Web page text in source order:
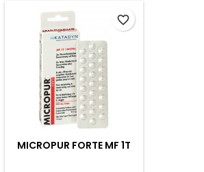
MICROPUR FORTE MF 1T
favorite_border